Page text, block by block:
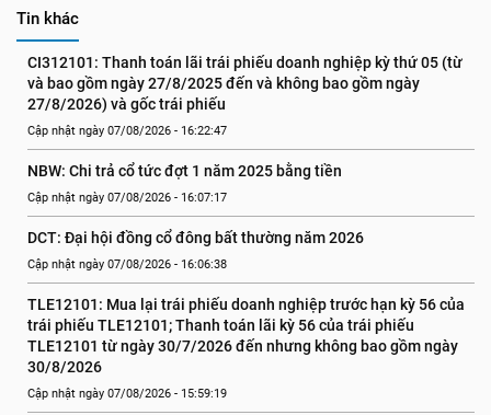
Tin khác
CI312101: Thanh toán lãi trái phiếu doanh nghiệp kỳ thứ 05 (từ
và bao gồm ngày 27/8/2025 đến và không bao gồm ngày
27/8/2026) và gốc trái phiếu
Cập nhật ngày 07/08/2026 - 16:22:47
NBW: Chi trả cổ tức đợt 1 năm 2025 bằng tiền
Cập nhật ngày 07/08/2026 - 16:07:17
DCT: Đại hội đồng cổ đông bất thường năm 2026
Cập nhật ngày 07/08/2026 - 16:06:38
TLE12101: Mua lại trái phiếu doanh nghiệp trước hạn kỳ 56 của
trái phiếu TLE12101; Thanh toán lãi kỳ 56 của trái phiếu
TLE12101 từ ngày 30/7/2026 đến nhưng không bao gồm ngày
30/8/2026
Cập nhật ngày 07/08/2026 - 15:59:19